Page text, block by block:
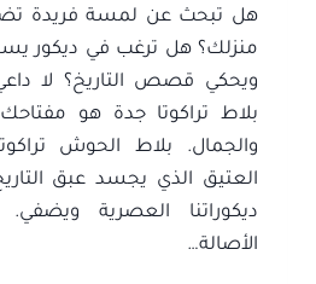
هل تبحث عن لمسة فريدة
منزلك؟ هل ترغب في ديكور
ويحكي قصص التاريخ؟ لا
بلاط تراكوتا جدة هو
والجمال. بلاط الحوش
العتيق الذي يجسد عبق
ديكوراتنا العصرية
الأصالة…